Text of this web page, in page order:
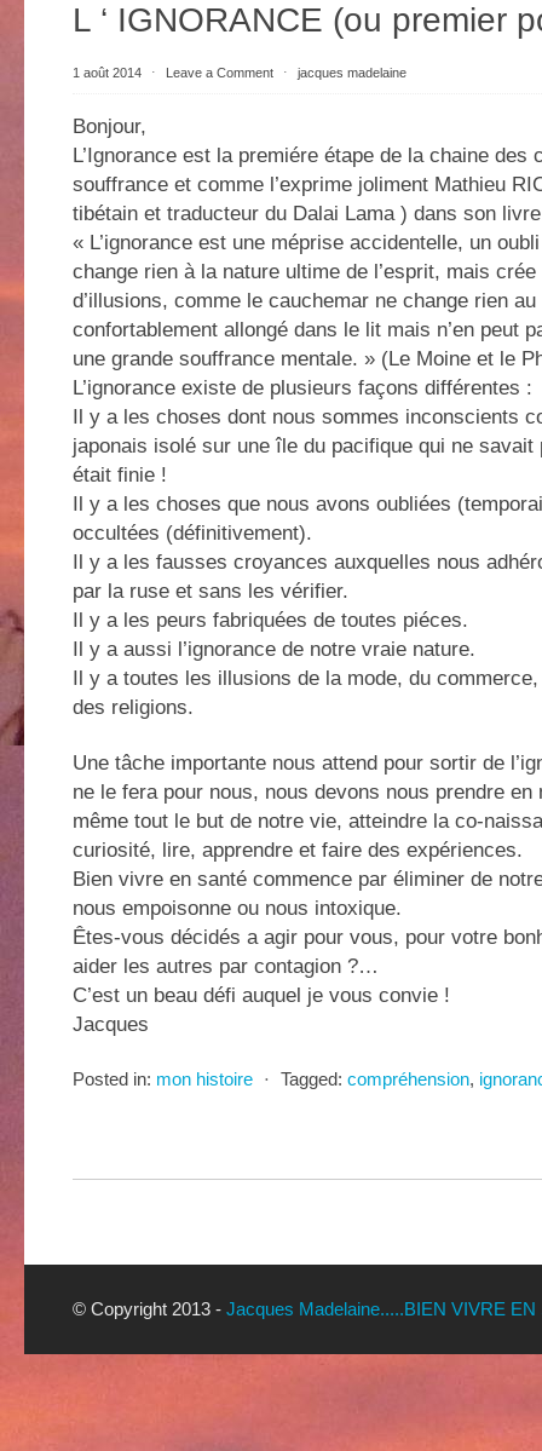
L ‘ IGNORANCE (ou premier
1 août 2014 ⋅ Leave a Comment ⋅ jacques madelaine
Bonjour,
L’Ignorance est la premiére étape de la chaine des
souffrance et comme l’exprime joliment Mathieu
tibétain et traducteur du Dalai Lama ) dans son
« L’ignorance est une méprise accidentelle, un
change rien à la nature ultime de l’esprit, mais
d’illusions, comme le cauchemar ne change rien au
confortablement allongé dans le lit mais n’en peut
une grande souffrance mentale. » (Le Moine et le
L’ignorance existe de plusieurs façons différentes :
Il y a les choses dont nous sommes inconscients
japonais isolé sur une île du pacifique qui ne savait
était finie !
Il y a les choses que nous avons oubliées
occultées (définitivement).
Il y a les fausses croyances auxquelles nous
par la ruse et sans les vérifier.
Il y a les peurs fabriquées de toutes piéces.
Il y a aussi l’ignorance de notre vraie nature.
Il y a toutes les illusions de la mode, du
des religions.
Une tâche importante nous attend pour sortir de
ne le fera pour nous, nous devons nous prendre en
même tout le but de notre vie, atteindre la co-
curiosité, lire, apprendre et faire des expériences.
Bien vivre en santé commence par éliminer de
nous empoisonne ou nous intoxique.
Êtes-vous décidés a agir pour vous, pour votre
aider les autres par contagion ?…
C’est un beau défi auquel je vous convie !
Jacques
Posted in: mon histoire ⋅ Tagged: compréhension,
© Copyright 2013 - Jacques Madelaine.....BIEN VIVRE EN